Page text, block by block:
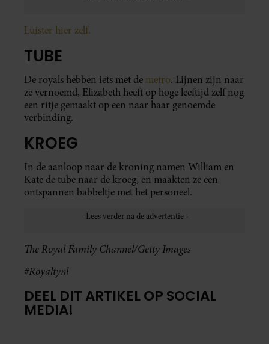
Luister hier zelf.
TUBE
De royals hebben iets met de metro. Lijnen zijn naar
ze vernoemd, Elizabeth heeft op hoge leeftijd zelf nog
een ritje gemaakt op een naar haar genoemde
verbinding.
KROEG
In de aanloop naar de kroning namen William en
Kate de tube naar de kroeg, en maakten ze een
ontspannen babbeltje met het personeel.
The Royal Family Channel/Getty Images
#Royaltynl
DEEL DIT ARTIKEL OP SOCIAL
MEDIA!